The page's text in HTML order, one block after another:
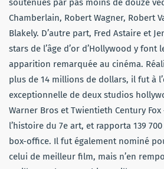
soutenues par pas moins de douze
Chamberlain, Robert Wagner, Robert
Blakely. D’autre part, Fred Astaire et
stars de l’âge d’or d’Hollywood y font
apparition remarquée au cinéma.
plus de 14 millions de dollars, il fut à
exceptionnelle de deux studios
Warner Bros et Twientieth Century
l’histoire du 7e art, et rapporta 139
box-office. Il fut également nominé
celui de meilleur film, mais n’en